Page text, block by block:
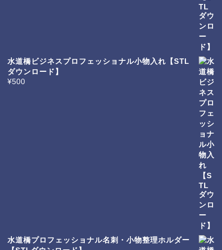
水道橋ビジネスプロフェッショナル小物入れ【STL
ダウンロード】
¥500
水道橋プロフェッショナル名刺・小物整理ホルダー